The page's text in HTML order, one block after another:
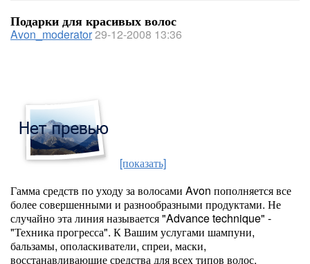
Подарки для красивых волос
Avon_moderator29-12-2008 13:36
[показать]
Гамма средств по уходу за волосами Avon пополняется все
более совершенными и разнообразными продуктами. Не
случайно эта линия называется "Advance technique" -
"Техника прогресса". К Вашим услугами шампуни,
бальзамы, ополаскиватели, спреи, маски,
восстанавливающие средства для всех типов волос.